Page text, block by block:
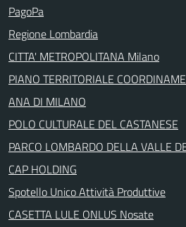
PagoPa
Regione Lombardia
CITTA' METROPOLITANA Milano
PIANO TERRITORIALE
ANA DI MILANO
POLO CULTURALE DEL CASTANESE
PARCO LOMBARDO DELLA VALLE
CAP HOLDING
Spotello Unico Attività Produttive
CASETTA LULE ONLUS Nosate